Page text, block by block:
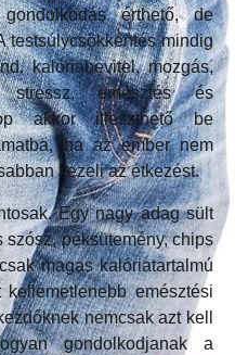
érthető, de
testsúlycsökkentés mindig
kalóriabevitel, mozgás,
stressz, emésztés és
akkor illeszthető be
ha az ember nem
kezeli az étkezést.
Egy nagy adag sült
péksütemény, chips
magas kalóriatartalmú
emésztési
nemcsak azt kell
gondolkodjanak a